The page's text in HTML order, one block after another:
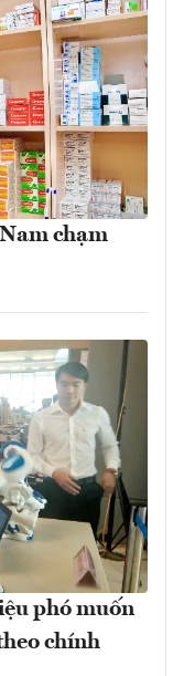
chạm
phó muốn
chính